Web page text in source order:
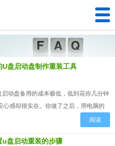
U盘工具
下载中心
帮助中心
电脑问题
盘启动盘制作重装工具
动盘备用的成本极低，低到花你几分钟
感却很实在。你做了之后，用电脑的
阅读
盘启动重装的步骤